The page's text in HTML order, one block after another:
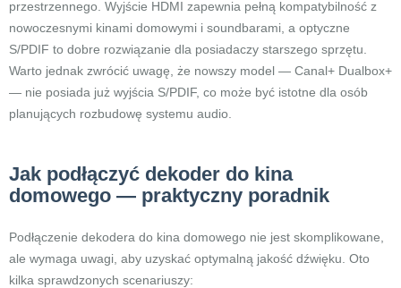
przestrzennego. Wyjście HDMI zapewnia pełną kompatybilność z
nowoczesnymi kinami domowymi i soundbarami, a optyczne
S/PDIF to dobre rozwiązanie dla posiadaczy starszego sprzętu.
Warto jednak zwrócić uwagę, że nowszy model — Canal+ Dualbox+
— nie posiada już wyjścia S/PDIF, co może być istotne dla osób
planujących rozbudowę systemu audio.
Jak podłączyć dekoder do kina
domowego — praktyczny poradnik
Podłączenie dekodera do kina domowego nie jest skomplikowane,
ale wymaga uwagi, aby uzyskać optymalną jakość dźwięku. Oto
kilka sprawdzonych scenariuszy: